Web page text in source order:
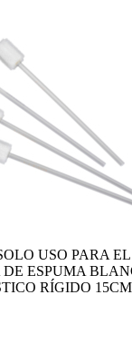
USO PARA
ESPUMA
RÍGIDO